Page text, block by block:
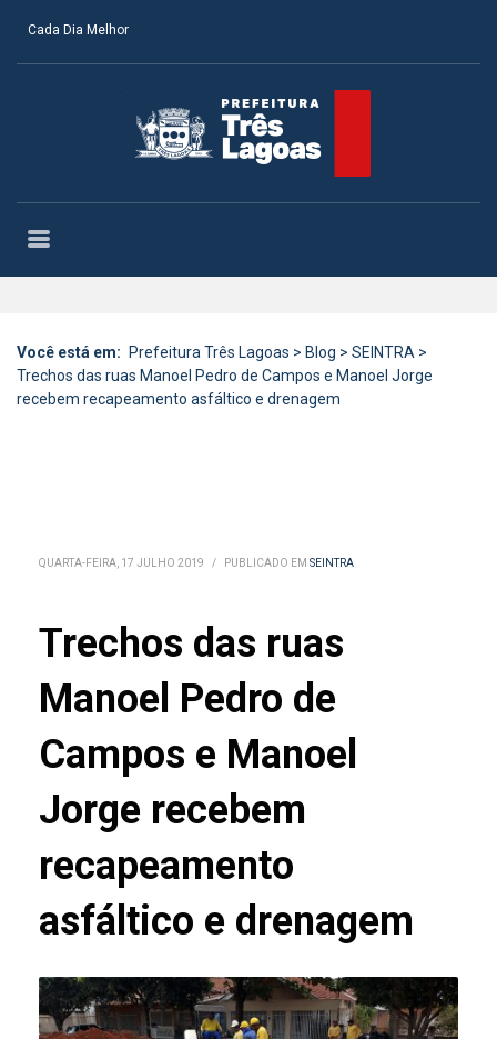
Cada Dia Melhor
Você está em: Prefeitura Três Lagoas > Blog > SEINTRA >
Trechos das ruas Manoel Pedro de Campos e Manoel Jorge
recebem recapeamento asfáltico e drenagem
QUARTA-FEIRA, 17 JULHO 2019 / PUBLICADO EM SEINTRA
Trechos das ruas
Manoel Pedro de
Campos e Manoel
Jorge recebem
recapeamento
asfáltico e drenagem